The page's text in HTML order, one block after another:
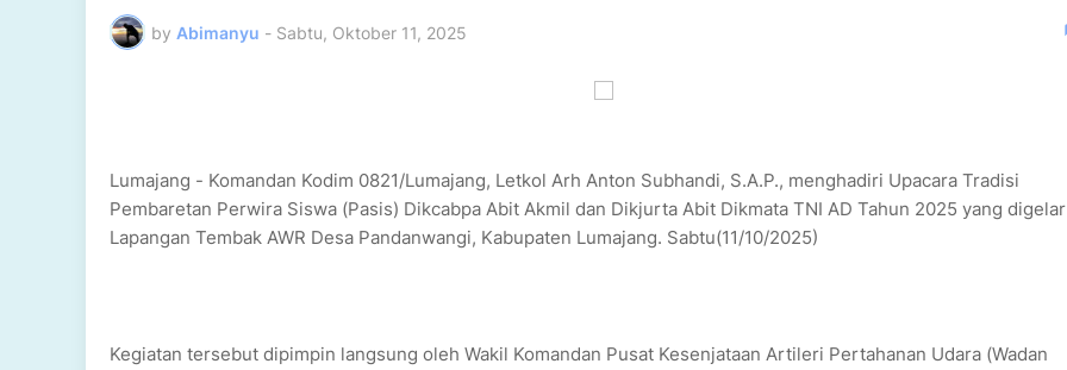
by Abimanyu - Sabtu, Oktober 11, 2025
Lumajang - Komandan Kodim 0821/Lumajang, Letkol Arh Anton Subhandi, S.A.P., menghadiri Upacara Tradisi
Pembaretan Perwira Siswa (Pasis) Dikcabpa Abit Akmil dan Dikjurta Abit Dikmata TNI AD Tahun 2025 yang
Lapangan Tembak AWR Desa Pandanwangi, Kabupaten Lumajang. Sabtu(11/10/2025)
Kegiatan tersebut dipimpin langsung oleh Wakil Komandan Pusat Kesenjataan Artileri Pertahanan Udara (Wadan